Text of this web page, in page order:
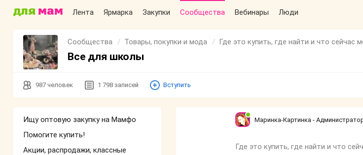
Лента Ярмарка Закупки Сообщества Вебинары Люди
Сообщества Товары, покупки и мода Где это купить, где найти и что сейчас
Все для школы
987 человек 1 798 записей Вступить
Ищу оптовую закупку на Мамфо
Помогите купить!
Акции, распродажи, классные
Маринка-Картинка -
Где это купить, где найти и что